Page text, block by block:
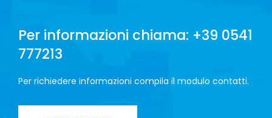
Per informazioni chiama: +39 0541
777213
Per richiedere informazioni compila il modulo contatti.